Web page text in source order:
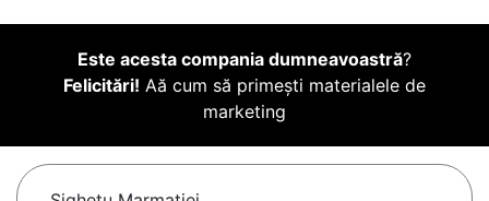
Este acesta compania dumneavoastră?
Felicitări! Aă cum să primești materialele de
marketing